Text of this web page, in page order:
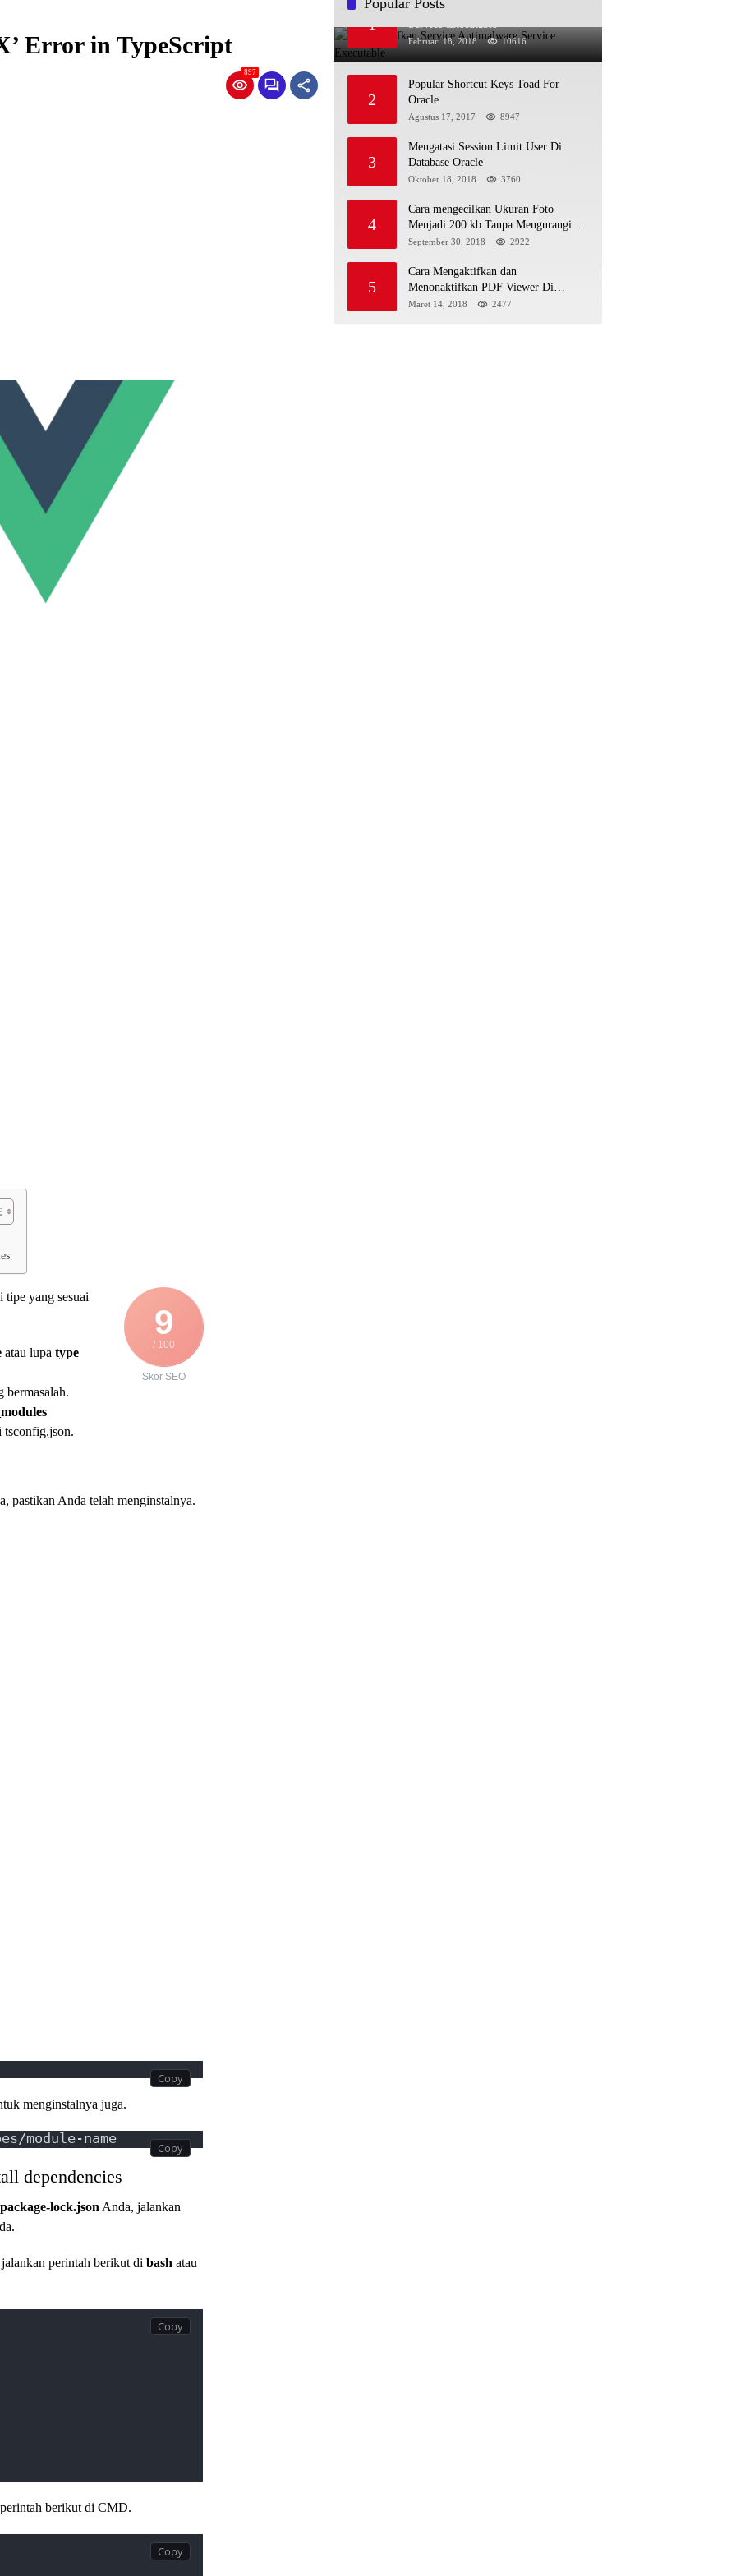
Error in TypeScript
897
9
/ 100
Skor SEO
tipe yang sesuai
atau lupa type
bermasalah.
tsconfig.json.
pastikan Anda telah menginstalnya.
menginstalnya juga.
module-name
dependencies
package-lock.jsonAnda, jalankan
perintah berikut di bash atau
berikut di CMD.
Popular Posts
1
Menonaktifkan Service Antimalware
Service Executable
Februari 18, 2018 10616
2
Popular Shortcut Keys Toad For
Oracle
Agustus 17, 2017 8947
3
Mengatasi Session Limit User Di
Database Oracle
Oktober 18, 2018 3760
4
Cara mengecilkan Ukuran Foto
Menjadi 200 kb Tanpa Mengurangi
Kualitas
September 30, 2018 2922
5
Cara Mengaktifkan dan
Menonaktifkan PDF Viewer Di
Browser Mozilla Firefox Dan Internet
Maret 14, 2018 2477